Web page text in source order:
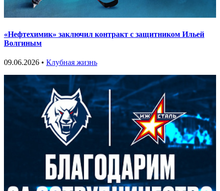
«Нефтехимик» заключил контракт с защитником Ильей
Волгиным
09.06.2026 • Клубная жизнь